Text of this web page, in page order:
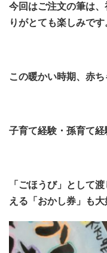
今回はご注文の筆は
りがとても楽しみです
この暖かい時期、赤
子育て経験・孫育て経
「ごほうび」として
える「おかし券」も大